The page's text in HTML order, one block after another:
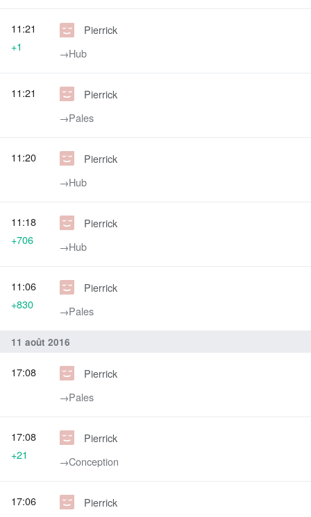
Pierrick
→‎Hub
11:21
+1
Pierrick
→‎Pales
11:21
Pierrick
→‎Hub
11:20
Pierrick
→‎Hub
11:18
+706
Pierrick
→‎Pales
11:06
+830
11 août 2016
Pierrick
→‎Pales
17:08
Pierrick
→‎Conception
17:08
+21
Pierrick
17:06